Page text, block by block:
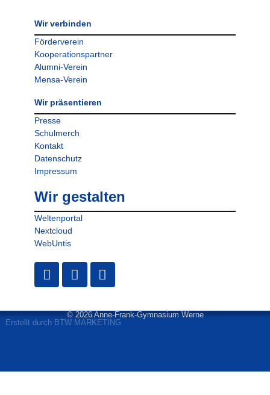
Wir verbinden
Förderverein
Kooperationspartner
Alumni-Verein
Mensa-Verein
Wir präsentieren
Presse
Schulmerch
Kontakt
Datenschutz
Impressum
Wir gestalten
Weltenportal
Nextcloud
WebUntis
© 2026 Anne-Frank-Gymnasium Werne
Erstellt durch BTW MARKETING